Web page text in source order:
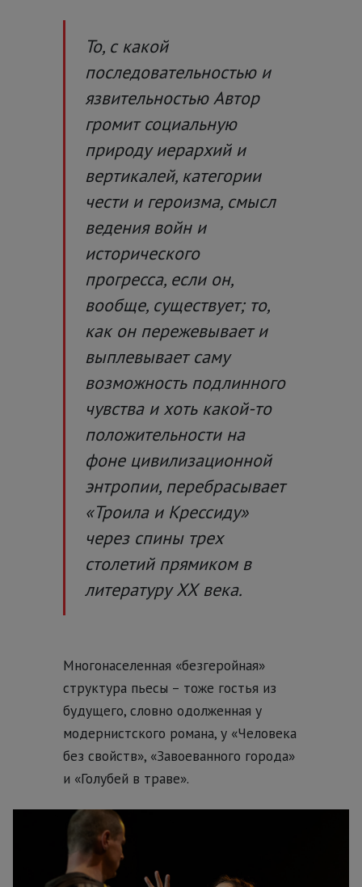
То, с какой
последовательностью и
язвительностью Автор
громит социальную
природу иерархий и
вертикалей, категории
чести и героизма, смысл
ведения войн и
исторического
прогресса, если он,
вообще, существует; то,
как он пережевывает и
выплевывает саму
возможность подлинного
чувства и хоть какой-то
положительности на
фоне цивилизационной
энтропии, перебрасывает
«Троила и Крессиду»
через спины трех
столетий прямиком в
литературу ХХ века.
Многонаселенная «безгеройная»
структура пьесы – тоже гостья из
будущего, словно одолженная у
модернистского романа, у «Человека
без свойств», «Завоеванного города»
и «Голубей в траве».